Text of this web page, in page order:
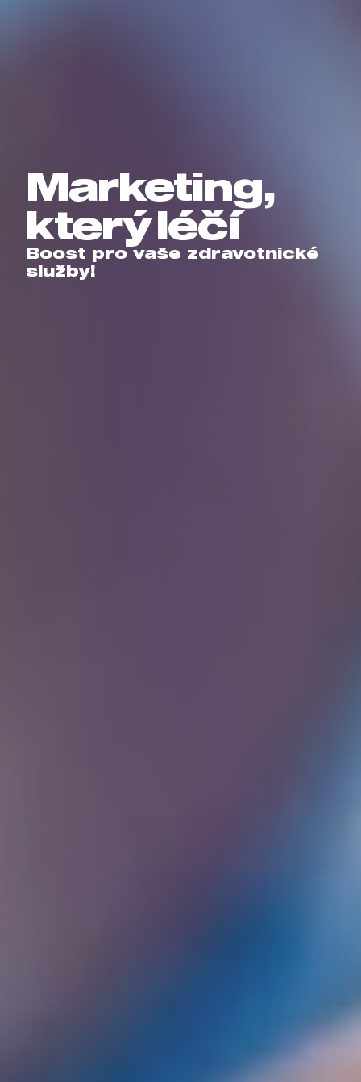
Marketing,
který léčí
Boost pro vaše zdravotnické
služby!